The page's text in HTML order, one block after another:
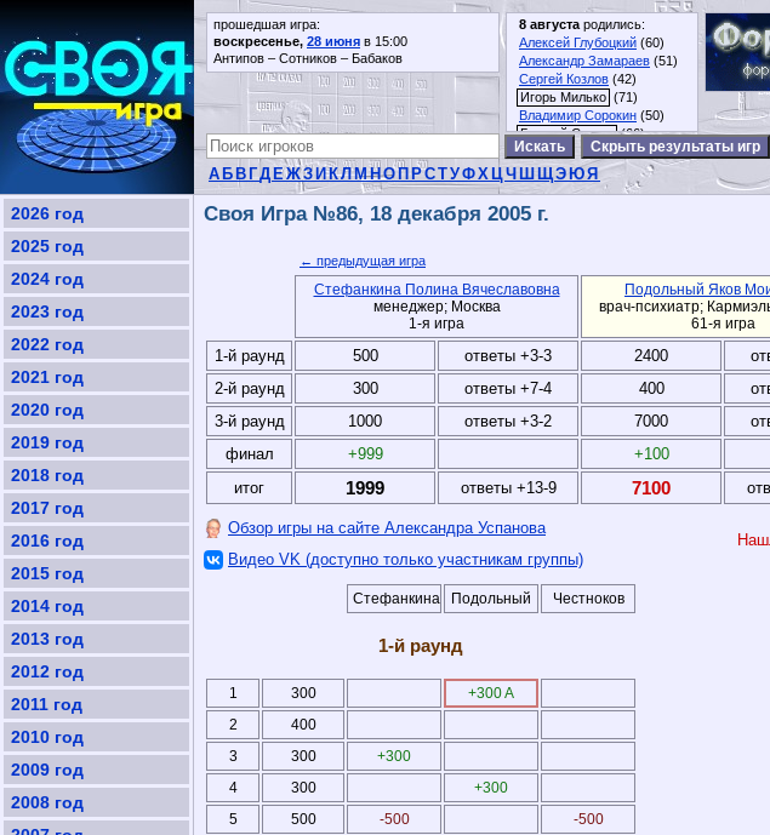
прошедшая игра:
воскресенье, 28 июня в 15:00
Антипов – Сотников – Бабаков
8 августа родились:
Алексей Глубоцкий (60)
Александр Замараев (51)
Сергей Козлов (42)
Игорь Милько (71)
Владимир Сорокин (50)
Георгий Сушан (66)
Скрыть результаты игр
А Б В ГД ЕЖЗ ИКЛМНОПРСТУФХ ЦЧ Ш ЩЭ ЮЯ
2026 год
2025 год
2024 год
2023 год
2022 год
2021 год
2020 год
2019 год
2018 год
2017 год
2016 год
2015 год
2014 год
2013 год
2012 год
2011 год
2010 год
2009 год
2008 год
Своя Игра №86, 18 декабря 2005 г.
← предыдущая игра
Стефанкина Полина Вячеславовна
менеджер; Москва
1-я игра
Подольный Яков
врач-психиатр;
61-я игра
1-й раунд 500 ответы +3-3 2400
2-й раунд
300 ответы +7-4 400
3-й раунд
1000 ответы +3-2 7000
финал
+999
+100
итог
1999 ответы +13-9 7100
Обзор игры на сайте Александра Успанова
Видео VK (доступно только участникам группы)
Стефанкина Подольный Честноков
1-й раунд
1 300
+300 A
2
400
3
300
+300
4
300
+300
5
500 -500
-500